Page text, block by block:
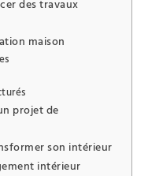
des travaux
maison
projet de
son intérieur
intérieur